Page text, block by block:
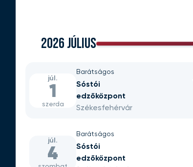
2026 JÚLIUS
júl.
1
szerda
Barátságos
Sóstói
edzőközpont
Székesfehérvár
júl.
4
Barátságos
Sóstói
edzőközpont